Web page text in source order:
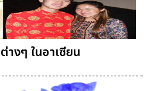
างๆ ในอาเซียน